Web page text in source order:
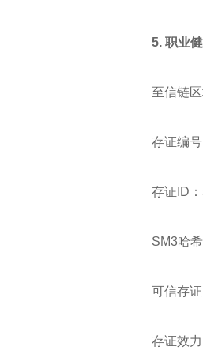
5. 职业
至信链
存证编
存证ID
SM3哈
可信存
存证效